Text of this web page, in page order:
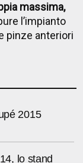
massima,
l’impianto
pinze anteriori
2015
lo stand